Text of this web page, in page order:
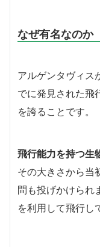
なぜ有名なのか
アルゲンタヴィス
でに発見された飛
を誇ることです。
飛行能力を持つ生
その大きさから当
問も投げかけられ
を利用して飛行し